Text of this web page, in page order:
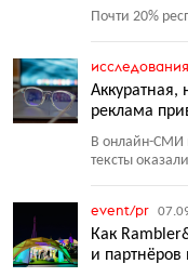
Почти 20%
исследования
Аккуратная,
реклама
В онлайн-СМИ
тексты
event/pr
Как
и